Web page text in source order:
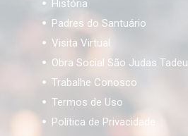
História
Padres do Santuário
Visita Virtual
Obra Social São Judas Tadeu
Trabalhe Conosco
Termos de Uso
Política de Privacidade